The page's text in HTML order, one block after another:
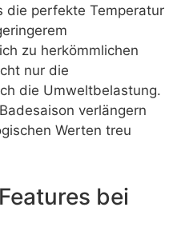
die perfekte Temperatur
zu herkömmlichen
nur die
die Umweltbelastung.
verlängern
Werten treu
bei